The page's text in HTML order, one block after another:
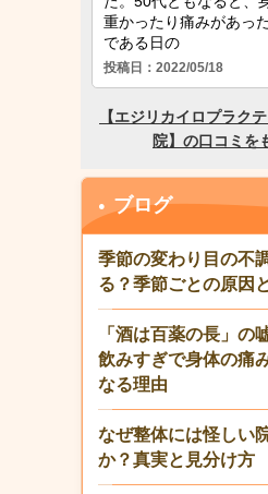
ブログ
季節の変わり目の不
る？季節ごとの原因
「酒は百薬の長」の
飲みすぎで身体の痛
なる理由
なぜ整体には怪しい
か？真実と見分け方